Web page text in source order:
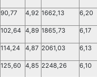
90,77 4,92 1662,13 6,20
102,64 4,89 1865,73 6,17
114,24 4,87 2061,03 6,13
125,60 4,85 2248,26 6,10